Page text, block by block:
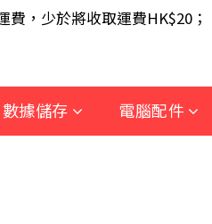
USB 無線滑鼠 / 30W USB 充
費，少於將收取運費HK$20
USB 無線滑鼠 / 30W USB 充
數據儲存 電腦配件